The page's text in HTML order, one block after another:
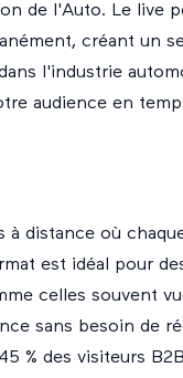
de l'Auto. Le live
créant un
l'industrie
audience en
distance où
est idéal pour
celles souvent
sans besoin de
% des visiteurs